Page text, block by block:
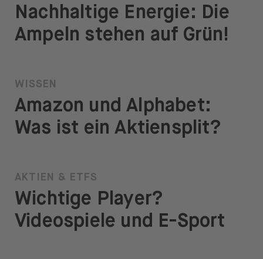
Nachhaltige Energie: Die
Ampeln stehen auf Grün!
WISSEN
Amazon und Alphabet:
Was ist ein Aktiensplit?
AKTIEN & ETFS
Wichtige Player?
Videospiele und E-Sport